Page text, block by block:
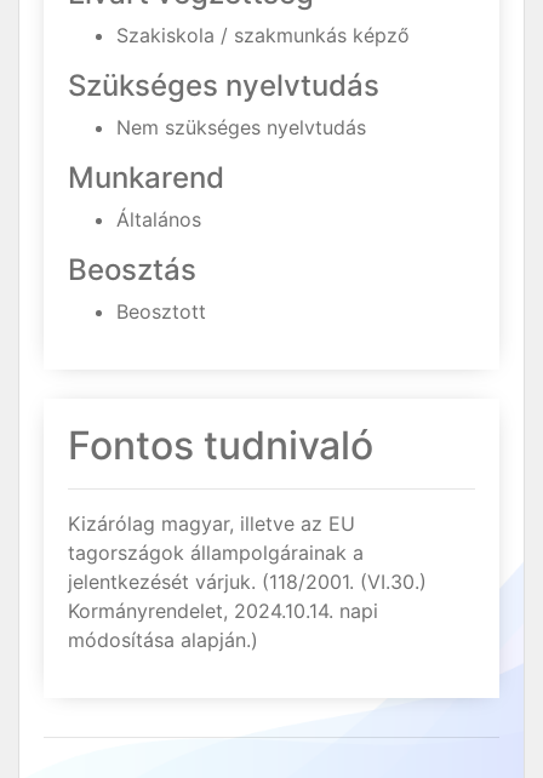
Szakiskola / szakmunkás képző
Szükséges nyelvtudás
Nem szükséges nyelvtudás
Munkarend
Általános
Beosztás
Beosztott
Fontos tudnivaló
Kizárólag magyar, illetve az EU
tagországok állampolgárainak a
jelentkezését várjuk. (118/2001. (VI.30.)
Kormányrendelet, 2024.10.14. napi
módosítása alapján.)